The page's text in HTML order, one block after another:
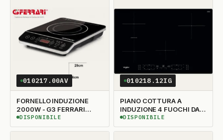
010217.00AV
FORNELLO INDUZIONE
2000W - G3 FERRARI
G10061
DISPONIBILE
DISPONIBILE
010218.12IG
PIANO COTTURA A
INDUZIONE 4 FUOCHI DA
1750 W X FUOCO
(ASSORBIM 7000W)
DISPONIBILE
DISPONIBILE